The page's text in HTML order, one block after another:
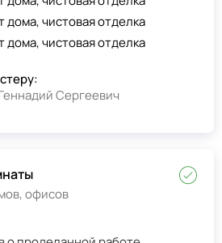
Сергеевич
офисов